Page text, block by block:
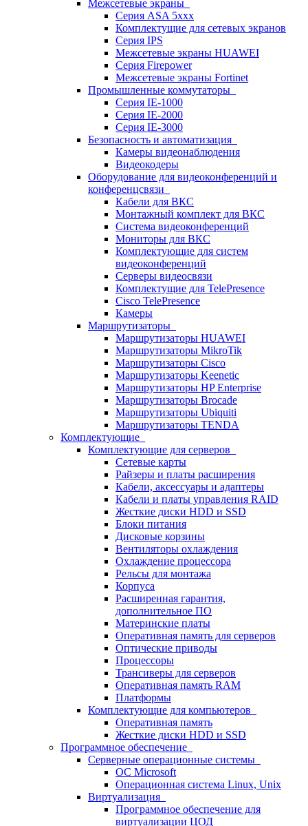
Межсетевые экраны
Серия ASA 5xxx
Комплектущие для сетевых экранов
Серия IPS
Межсетевые экраны HUAWEI
Серия Firepower
Межсетевые экраны Fortinet
Промышленные коммутаторы
Серия IE-1000
Серия IE-2000
Серия IE-3000
Безопасность и автоматизация
Камеры видеонаблюдения
Видеокодеры
Оборудование для видеоконференций и
конференцсвязи
Кабели для ВКС
Монтажный комплект для ВКС
Система видеоконференций
Мониторы для ВКС
Комплектующие для систем
видеоконференций
Серверы видеосвязи
Комплектущие для TelePresence
Cisco TelePresence
Камеры
Маршрутизаторы
Маршрутизаторы HUAWEI
Маршрутизаторы MikroTik
Маршрутизаторы Cisco
Маршрутизаторы Keenetic
Маршрутизаторы HP Enterprise
Маршрутизаторы Brocade
Маршрутизаторы Ubiquiti
Маршрутизаторы TENDA
Комплектующие
Комплектующие для серверов
Сетевые карты
Райзеры и платы расширения
Кабели, аксессуары и адаптеры
Кабели и платы управления RAID
Жесткие диски HDD и SSD
Блоки питания
Дисковые корзины
Вентиляторы охлаждения
Охлаждение процессора
Рельсы для монтажа
Корпуса
Расширенная гарантия,
дополнительное ПО
Материнские платы
Оперативная память для серверов
Оптические приводы
Процессоры
Трансиверы для серверов
Оперативная память RAM
Платформы
Комплектующие для компьютеров
Оперативная память
Жесткие диски HDD и SSD
Программное обеспечение
Серверные операционные системы
ОС Microsoft
Операционная система Linux, Unix
Виртуализация
Программное обеспечение для
виртуализации ЦОД